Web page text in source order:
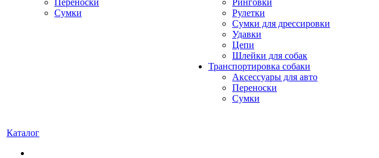
Переноски
Сумки
Ринговки
Рулетки
Сумки для дрессировки
Удавки
Цепи
Шлейки для собак
Транспортировка собаки
Аксессуары для авто
Переноски
Сумки
Каталог